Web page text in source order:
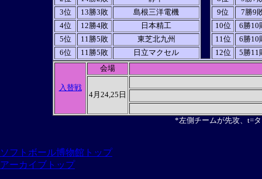
3位
13勝3敗 島根三洋電機 9位
7勝9
4位
12勝4敗 日本精工 10位
6勝10
5位
11勝5敗 東芝北九州 11位
6勝10
6位
11勝5敗 日立マクセル 12位 5勝11
*左側チームが先攻、t=
入替戦
会場
4月24,25日
ソフトボール博物館トップ
アーカイブトップ